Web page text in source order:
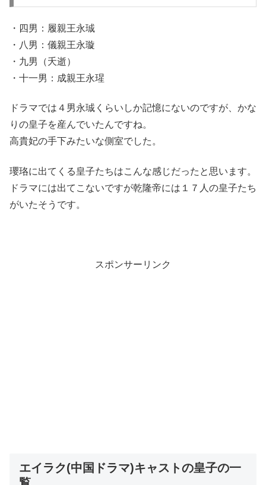
・四男：履親王永珹
・八男：儀親王永璇
・九男（夭逝）
・十一男：成親王永瑆
ドラマでは４男永珹くらいしか記憶にないのですが、かな
りの皇子を産んでいたんですね。
高貴妃の手下みたいな側室でした。
瓔珞に出てくる皇子たちはこんな感じだったと思います。
ドラマには出てこないですが乾隆帝には１７人の皇子たち
がいたそうです。
スポンサーリンク
エイラク(中国ドラマ)キャストの皇子の一